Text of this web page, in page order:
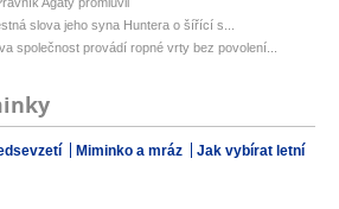
Agáty promluvil
slova jeho syna Huntera o šířící s...
společnost provádí ropné vrty bez povolení...
Miminko a mráz
Jak vybírat letní